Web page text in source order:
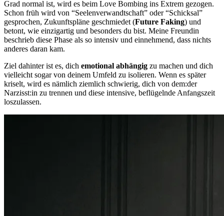
Grad normal ist, wird es beim Love Bombing ins Extrem gezogen.
Schon früh wird von “Seelenverwandtschaft” oder “Schicksal”
gesprochen, Zukunftspläne geschmiedet (Future Faking) und
betont, wie einzigartig und besonders du bist. Meine Freundin
beschrieb diese Phase als so intensiv und einnehmend, dass nichts
anderes daran kam.
Ziel dahinter ist es, dich emotional abhängig zu machen und dich
vielleicht sogar von deinem Umfeld zu isolieren. Wenn es später
kriselt, wird es nämlich ziemlich schwierig, dich von dem:der
Narzisst:in zu trennen und diese intensive, beflügelnde Anfangszeit
loszulassen.